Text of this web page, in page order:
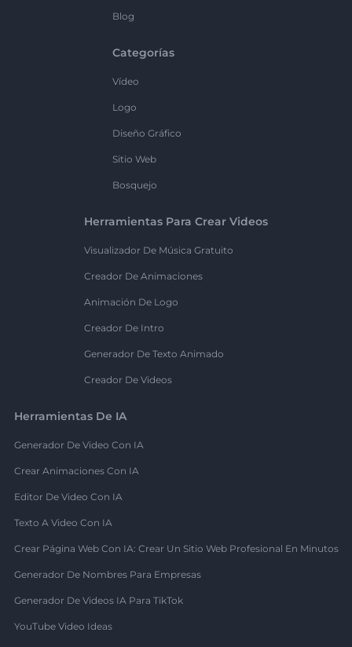
Blog
Categorías
Vídeo
Logo
Diseño Gráfico
Sitio Web
Bosquejo
Herramientas Para Crear Videos
Visualizador De Música Gratuito
Creador De Animaciones
Animación De Logo
Creador De Intro
Generador De Texto Animado
Creador De Videos
Herramientas De IA
Generador De Video Con IA
Crear Animaciones Con IA
Editor De Video Con IA
Texto A Video Con IA
Crear Página Web Con IA: Crear Un Sitio Web Profesional En Minutos
Generador De Nombres Para Empresas
Generador De Videos IA Para TikTok
YouTube Video Ideas